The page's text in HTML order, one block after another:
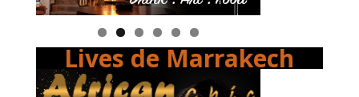
Lives de Marrakech